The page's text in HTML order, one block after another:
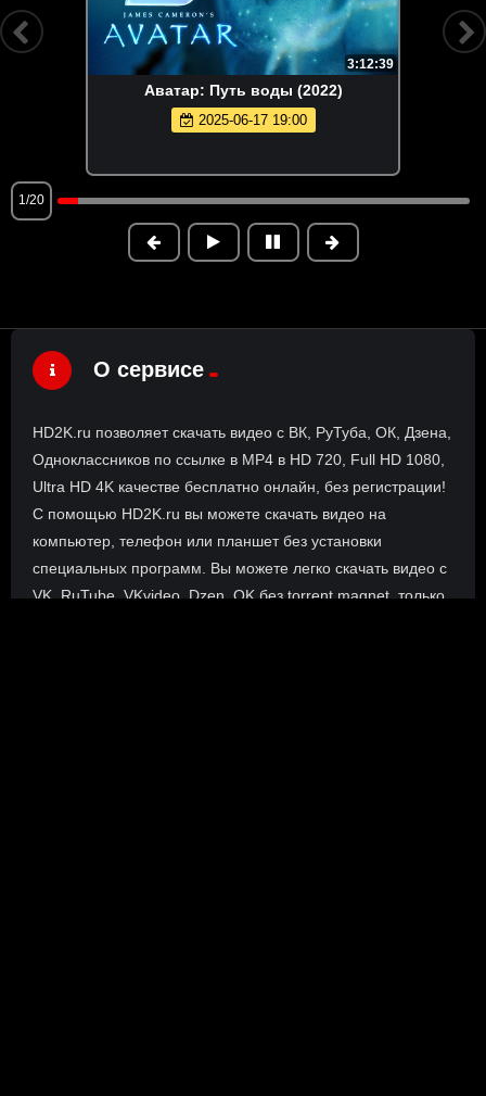
3:12:39
Аватар: Путь воды (2022)
2025-06-17 19:00
1/20
О сервисе
HD2K.ru позволяет скачать видео с ВК, РуТуба, ОК, Дзена,
Одноклассников по ссылке в MP4 в HD 720, Full HD 1080,
Ultra HD 4K качестве бесплатно онлайн, без регистрации!
С помощью HD2K.ru вы можете скачать видео на
компьютер, телефон или планшет без установки
специальных программ. Вы можете легко скачать видео с
VK, RuTube, VKvideo, Dzen, OK без torrent magnet, только